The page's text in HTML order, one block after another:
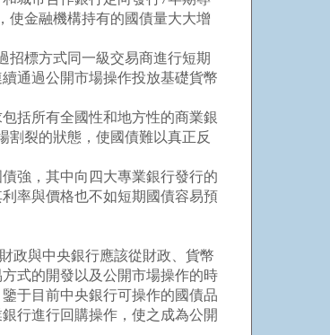
使金融機構持有的國債量大大增
標方式同一級交易商進行短期
通過公開市場操作投放基礎貨幣
括所有全國性和地方性的商業銀
割裂的狀態，使國債難以真正反
強，其中向四大專業銀行發行的
率與價格也不如短期國債容易預
政與中央銀行應該從財政、貨幣
式的開發以及公開市場操作的時
于目前中央銀行可操作的國債品
行進行回購操作，使之成為公開